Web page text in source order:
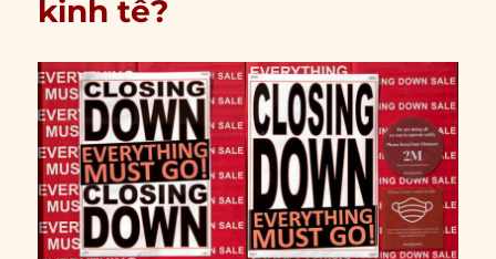
kinh tế?